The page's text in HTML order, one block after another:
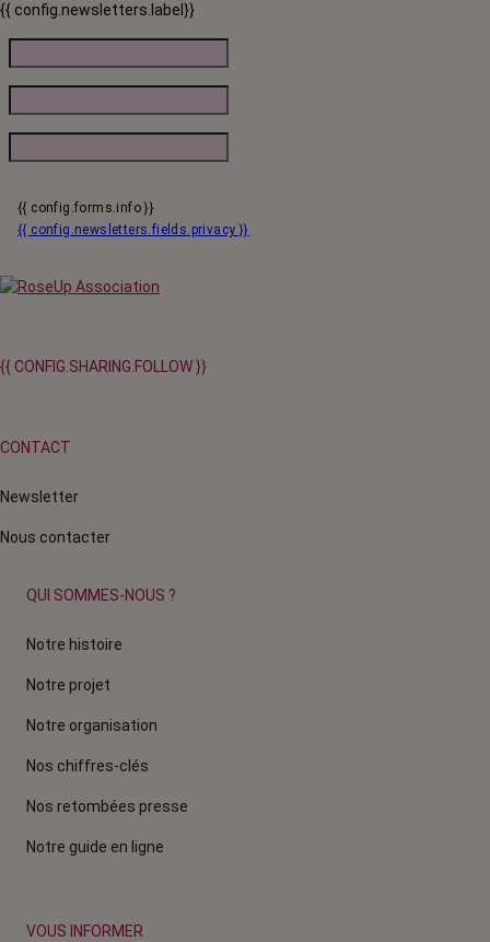
{{ config.newsletters.label}}
{{ config.forms.info }}
{{ config.newsletters.fields.privacy }}
{{ CONFIG.SHARING.FOLLOW }}
CONTACT
Newsletter
Nous contacter
QUI SOMMES-NOUS ?
Notre histoire
Notre projet
Notre organisation
Nos chiffres-clés
Nos retombées presse
Notre guide en ligne
VOUS INFORMER